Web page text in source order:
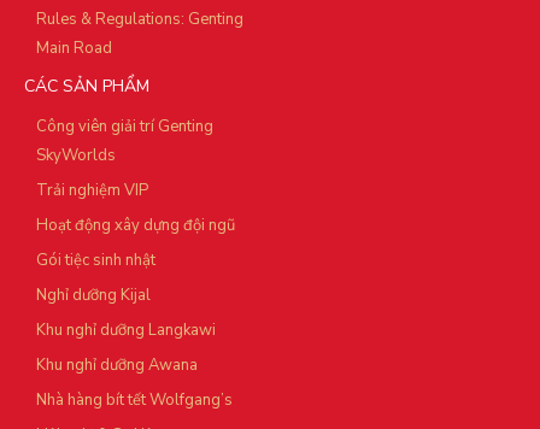
Rules & Regulations: Genting
Main Road
CÁC SẢN PHẨM
Công viên giải trí Genting
SkyWorlds
Trải nghiệm VIP
Hoạt động xây dựng đội ngũ
Gói tiệc sinh nhật
Nghỉ dưỡng Kijal
Khu nghỉ dưỡng Langkawi
Khu nghỉ dưỡng Awana
Nhà hàng bít tết Wolfgang’s